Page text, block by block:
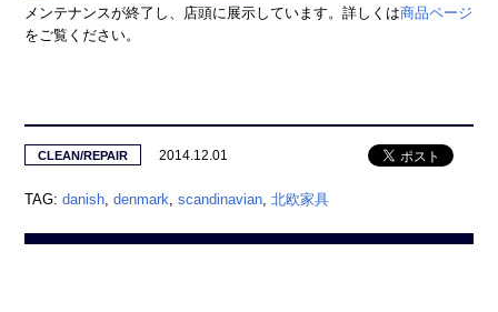
メンテナンスが終了し、店頭に展示しています。詳しくは商品ページ
をご覧ください。
CLEAN/REPAIR 2014.12.01
TAG:danish ,denmark ,scandinavian ,北欧家具